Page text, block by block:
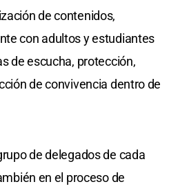
de contenidos,
con adultos y estudiantes
de escucha, protección,
de convivencia dentro de
de delegados de cada
en el proceso de